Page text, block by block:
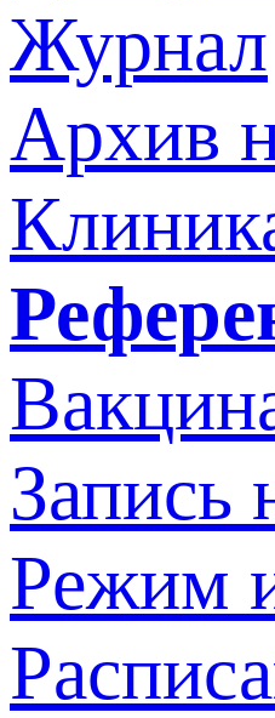
Журнал
Архив
Запись
Режим